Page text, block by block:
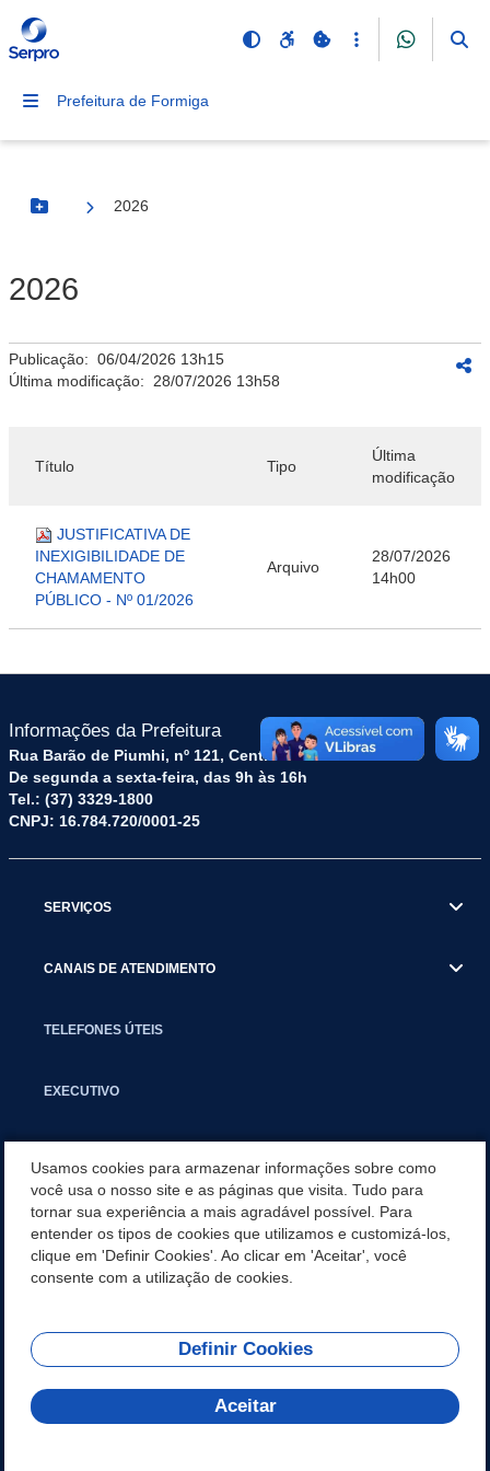
Prefeitura de Formiga
Botão Menu
2026
2026
Publicação: 06/04/2026 13h15
Última modificação: 28/07/2026 13h58
Título Tipo
Última
modificação
JUSTIFICATIVA DE
INEXIGIBILIDADE DE
CHAMAMENTO
PÚBLICO - Nº 01/2026
Arquivo
28/07/2026
14h00
Informações da Prefeitura
Rua Barão de Piumhi, nº 121, Centro – CEP: 35570-128
De segunda a sexta-feira, das 9h às 16h
Tel.: (37) 3329-1800
CNPJ: 16.784.720/0001-25
SERVIÇOS
CANAIS DE ATENDIMENTO
TELEFONES ÚTEIS
EXECUTIVO
APLICATIVO
JUSTIFICATIVAS DE INEXIGIBILIDADE
REDES SOCIAIS
Usamos cookies para armazenar informações sobre como
você usa o nosso site e as páginas que visita. Tudo para
tornar sua experiência a mais agradável possível. Para
entender os tipos de cookies que utilizamos e customizá-los,
clique em 'Definir Cookies'. Ao clicar em 'Aceitar', você
consente com a utilização de cookies.
Definir Cookies
Aceitar